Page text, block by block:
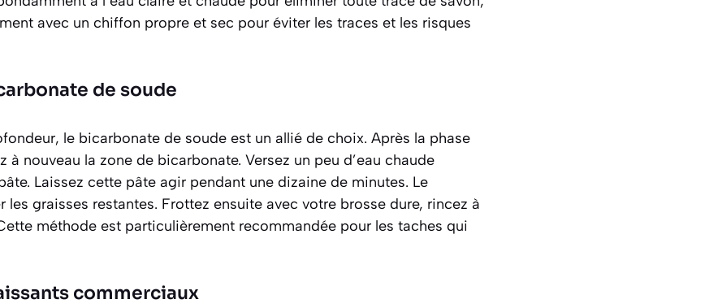
avec un chiffon propre et sec pour éviter les traces et les risques
de soude
le bicarbonate de soude est un allié de choix. Après la phase
à nouveau la zone de bicarbonate. Versez un peu d’eau chaude
Laissez cette pâte agir pendant une dizaine de minutes. Le
les graisses restantes. Frottez ensuite avec votre brosse dure, rincez à
méthode est particulièrement recommandée pour les taches qui
commerciaux